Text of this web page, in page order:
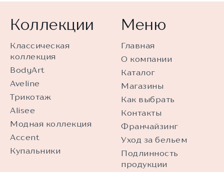
Коллекции
Классическая
коллекция
BodyArt
Aveline
Трикотаж
Alisee
Модная коллекция
Accent
Купальники
Меню
Главная
О компании
Каталог
Магазины
Как выбрать
Контакты
Франчайзинг
Уход за бельем
Подлинность
продукции